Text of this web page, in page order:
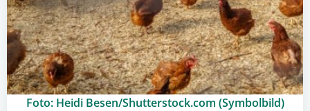
Foto: Heidi Besen/Shutterstock.com (Symbolbild)